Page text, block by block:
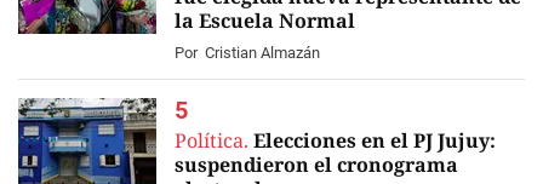
la Escuela Normal
Por Cristian Almazán
Política. Elecciones en el PJ Jujuy:
suspendieron el cronograma